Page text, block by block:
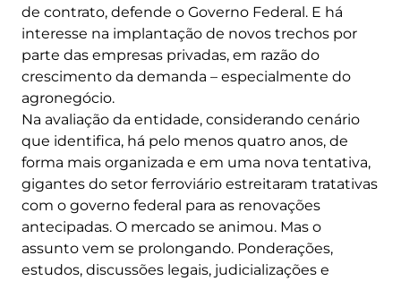
de contrato, defende o Governo Federal. E há
interesse na implantação de novos trechos por
parte das empresas privadas, em razão do
crescimento da demanda – especialmente do
agronegócio.
Na avaliação da entidade, considerando cenário
que identifica, há pelo menos quatro anos, de
forma mais organizada e em uma nova tentativa,
gigantes do setor ferroviário estreitaram tratativas
com o governo federal para as renovações
antecipadas. O mercado se animou. Mas o
assunto vem se prolongando. Ponderações,
estudos, discussões legais, judicializações e